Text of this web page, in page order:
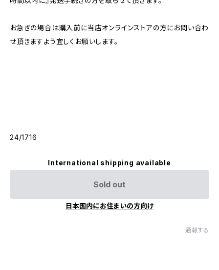
お急ぎの場合は購入前に当店オンラインストアの方にお問い合わ
せ頂きますよう宜しくお願いします。
24/1716
International shipping available
Sold out
日本国内にお住まいの方向け
通報する